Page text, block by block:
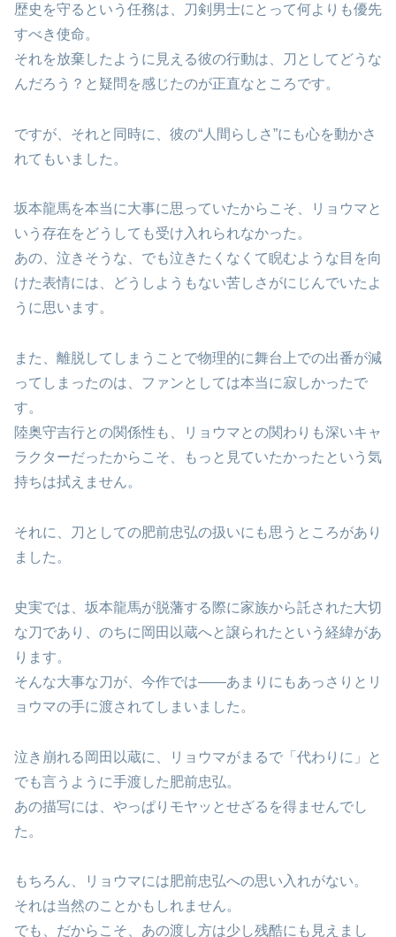
歴史を守るという任務は、刀剣男士にとって何よりも優先
すべき使命。
それを放棄したように見える彼の行動は、刀としてどうな
んだろう？と疑問を感じたのが正直なところです。
ですが、それと同時に、彼の“人間らしさ”にも心を動かさ
れてもいました。
坂本龍馬を本当に大事に思っていたからこそ、リョウマと
いう存在をどうしても受け入れられなかった。
あの、泣きそうな、でも泣きたくなくて睨むような目を向
けた表情には、どうしようもない苦しさがにじんでいたよ
うに思います。
また、離脱してしまうことで物理的に舞台上での出番が減
ってしまったのは、ファンとしては本当に寂しかったで
す。
陸奥守吉行との関係性も、リョウマとの関わりも深いキャ
ラクターだったからこそ、もっと見ていたかったという気
持ちは拭えません。
それに、刀としての肥前忠弘の扱いにも思うところがあり
ました。
史実では、坂本龍馬が脱藩する際に家族から託された大切
な刀であり、のちに岡田以蔵へと譲られたという経緯があ
ります。
そんな大事な刀が、今作では――あまりにもあっさりとリ
ョウマの手に渡されてしまいました。
泣き崩れる岡田以蔵に、リョウマがまるで「代わりに」と
でも言うように手渡した肥前忠弘。
あの描写には、やっぱりモヤッとせざるを得ませんでし
た。
もちろん、リョウマには肥前忠弘への思い入れがない。
それは当然のことかもしれません。
でも、だからこそ、あの渡し方は少し残酷にも見えまし